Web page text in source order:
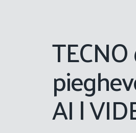
AI |